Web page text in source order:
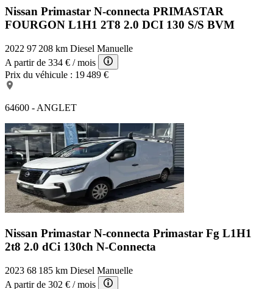
Nissan Primastar N-connecta PRIMASTAR
FOURGON L1H1 2T8 2.0 DCI 130 S/S BVM
2022 97 208 km Diesel Manuelle
A partir de 334 € / mois
Prix du véhicule : 19 489 €
64600 - ANGLET
Nissan Primastar N-connecta Primastar Fg L1H1
2t8 2.0 dCi 130ch N-Connecta
2023 68 185 km Diesel Manuelle
A partir de 302 € / mois